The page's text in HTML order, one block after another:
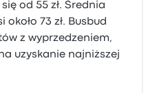
od 55 zł. Średnia
73 zł. Busbud
z wyprzedzeniem,
uzyskanie najniższej